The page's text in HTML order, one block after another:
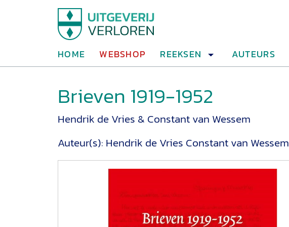
HOME WEBSHOP REEKSEN AUTEURS
Brieven 1919-1952
Hendrik de Vries & Constant van Wessem
Auteur(s): Hendrik de Vries Constant van Wessem